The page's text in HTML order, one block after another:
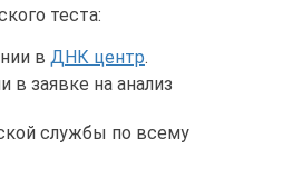
теста:
в ДНК центр.
в заявке на анализ
службы по всему